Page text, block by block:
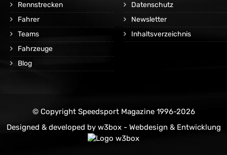
Rennstrecken
Fahrer
Teams
Fahrzeuge
Blog
Datenschutz
Newsletter
Inhaltsverzeichnis
© Copyright Speedsport Magazine 1996-2026
Designed & developed by w3box - Webdesign & Entwicklung